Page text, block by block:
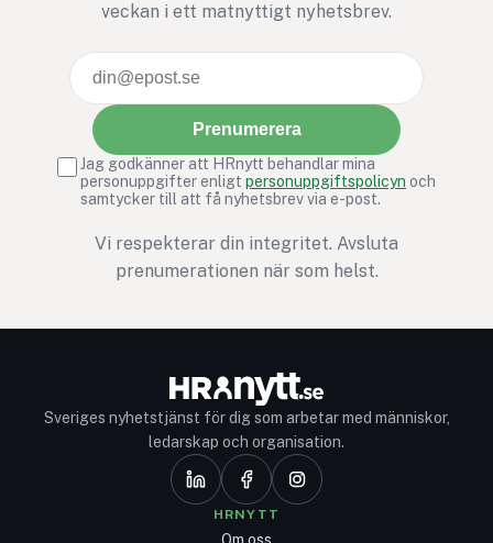
veckan i ett matnyttigt nyhetsbrev.
Prenumerera
Jag godkänner att HRnytt behandlar mina
personuppgifter enligt personuppgiftspolicyn och
samtycker till att få nyhetsbrev via e-post.
Vi respekterar din integritet. Avsluta
prenumerationen när som helst.
Sveriges nyhetstjänst för dig som arbetar med människor,
ledarskap och organisation.
HRNYTT